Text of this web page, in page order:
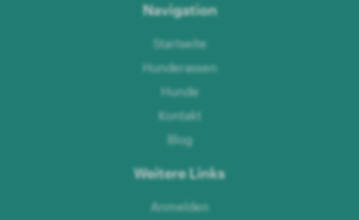
Navigation
Startseite
Hunderassen
Hunde
Kontakt
Blog
Weitere Links
Anmelden